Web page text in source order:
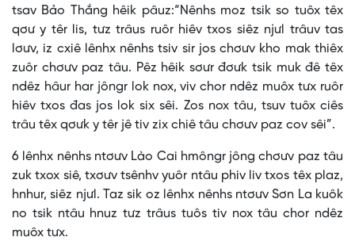
tsav Bảo Thắng hêik pâuz:“Nênhs moz tsik so tuôx têx
qơư y têr lis, tưz trâus ruôr hiêv txos siêz njưl trâuv tas
lơưv, iz cxiê lênhx nênhs tsiv sir jos chơưv kho mak thiêx
zuôr chơưv paz tâu. Pêz hêik sơưr đơưk tsik muk đê têx
ndêz hâur har jôngr lok nox, viv chor ndêz muôx tưx ruôr
hiêv txos đas jos lok six sêi. Zos nox tâu, tsuv tuôx ciês
trâu têx qơưk y têr jê tiv zix chiê tâu chơưv paz cov sêi”.
6 lênhx nênhs ntơưv Lào Cai hmôngr jông chơưv paz tâu
zuk txox siê, txơưv tsênhv yuôr ntâu phiv liv txos têx plaz,
hnhur, siêz njưl. Taz sik oz lênhx nênhs ntơưv Sơn La kuôk
no tsik ntâu hnuz tưz trâus tuôs tiv nox tâu chor ndêz
muôx tưx.